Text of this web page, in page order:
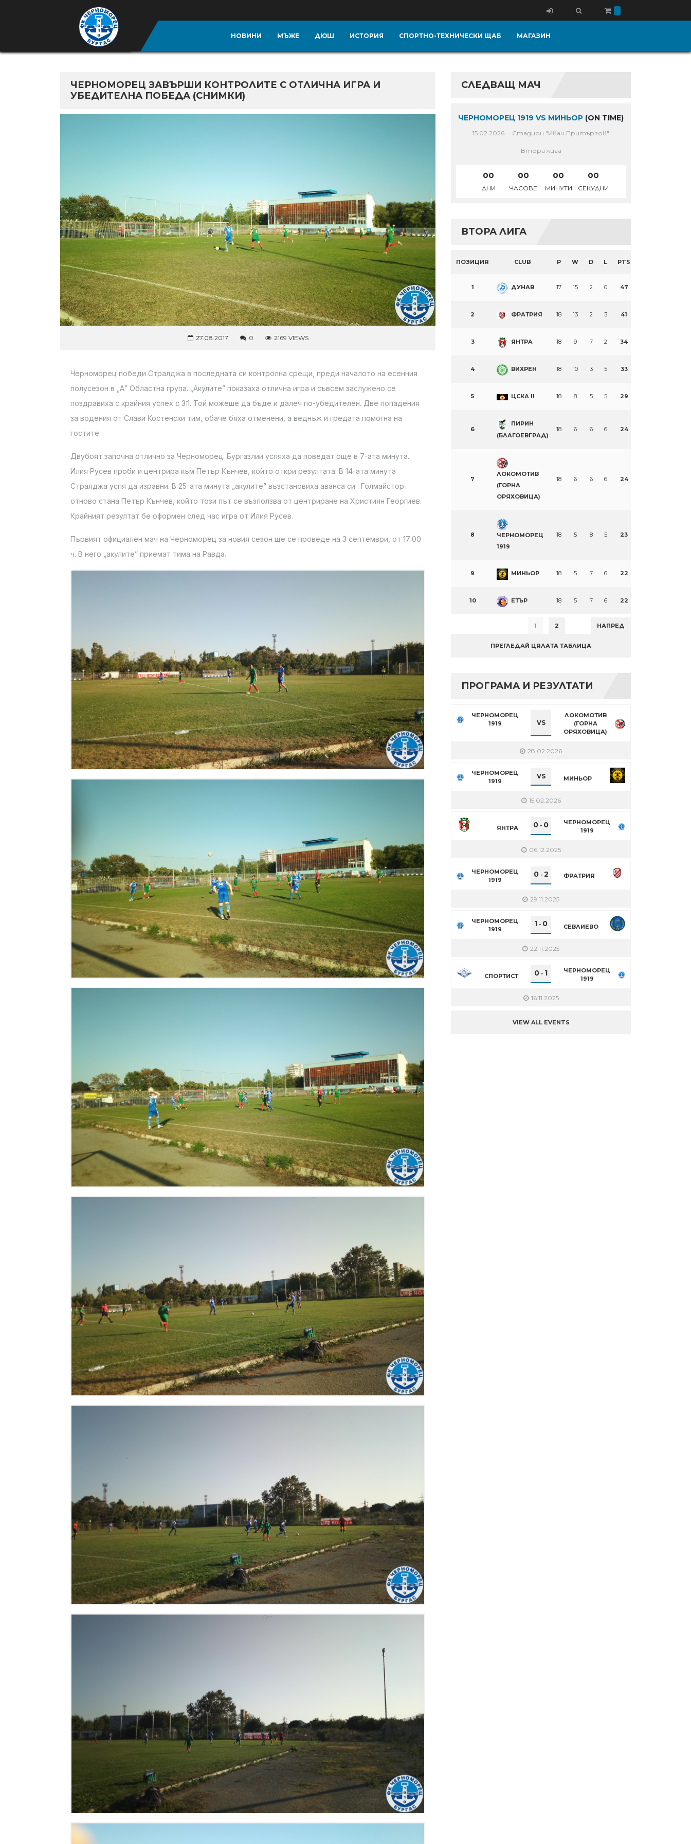
НОВИНИ МЪЖЕ ДЮШ ИСТОРИЯ СПОРТНО-ТЕХНИЧЕСКИ ЩАБ МАГАЗИН
ЧЕРНОМОРЕЦ ЗАВЪРШИ КОНТРОЛИТЕ С ОТЛИЧНА ИГРА И
УБЕДИТЕЛНА ПОБЕДА (СНИМКИ)
27.08.2017 0 2169 VIEWS
Черноморец победи Стралджа в последната си контролна срещи, преди началото на есенния
полусезон в „А” Областна група. „Акулите” показаха отлична игра и съвсем заслужено се
поздравиха с крайния успех с 3:1. Той можеше да бъде и далеч по-убедителен. Две попадения
за водения от Слави Костенски тим, обаче бяха отменени, а веднъж и гредата помогна на
гостите.
Двубоят започна отлично за Черноморец. Бургазлии успяха да поведат още в 7-ата минута.
Илия Русев проби и центрира към Петър Кънчев, който откри резултата. В 14-ата минута
Стралджа успя да изравни. В 25-ата минута „акулите” възстановиха аванса си . Голмайстор
отново стана Петър Кънчев, който този път се възползва от центриране на Християн Георгиев.
Крайният резултат бе оформен след час игра от Илия Русев.
Първият официален мач на Черноморец за новия сезон ще се проведе на 3 септември, от 17:00
ч. В него „акулите” приемат тима на Равда.
СЛЕДВАЩ МАЧ
ЧЕРНОМОРЕЦ 1919 VS МИНЬОР (ON TIME)
15.02.2026 Стадион "Иван Притъргов"
Втора лига
00
ДНИ
00
ЧАСОВЕ
00
МИНУТИ
00
СЕКУДНИ
ВТОРА ЛИГА
ПОЗИЦИЯ CLUB P W D L PTS
1 ДУНАВ 17 15 2 0 47
2 ФРАТРИЯ 18 13 2 3 41
3 ЯНТРА 18 9 7 2 34
4 ВИХРЕН 18 10 3 5 33
5 ЦСКА II 18 8 5 5 29
6
ПИРИН
(БЛАГОЕВГРАД)
18 6 6 6 24
7
ЛОКОМОТИВ
(ГОРНА
ОРЯХОВИЦА)
18 6 6 6 24
8
ЧЕРНОМОРЕЦ
1919
18 5 8 5 23
9 МИНЬОР 18 5 7 6 22
10 ЕТЪР 18 5 7 6 22
1 2 НАПРЕД
ПРЕГЛЕДАЙ ЦЯЛАТА ТАБЛИЦА
ПРОГРАМА И РЕЗУЛТАТИ
ЧЕРНОМОРЕЦ
1919
VS
ЛОКОМОТИВ
(ГОРНА
ОРЯХОВИЦА)
28.02.2026
ЧЕРНОМОРЕЦ
1919
VS МИНЬОР
15.02.2026
ЯНТРА 0 - 0
ЧЕРНОМОРЕЦ
1919
06.12.2025
ЧЕРНОМОРЕЦ
1919
0- 2 ФРАТРИЯ
29.11.2025
ЧЕРНОМОРЕЦ
1919
1 - 0 СЕВЛИЕВО
22.11.2025
СПОРТИСТ 0 - 1
ЧЕРНОМОРЕЦ
1919
16.11.2025
VIEW ALL EVENTS